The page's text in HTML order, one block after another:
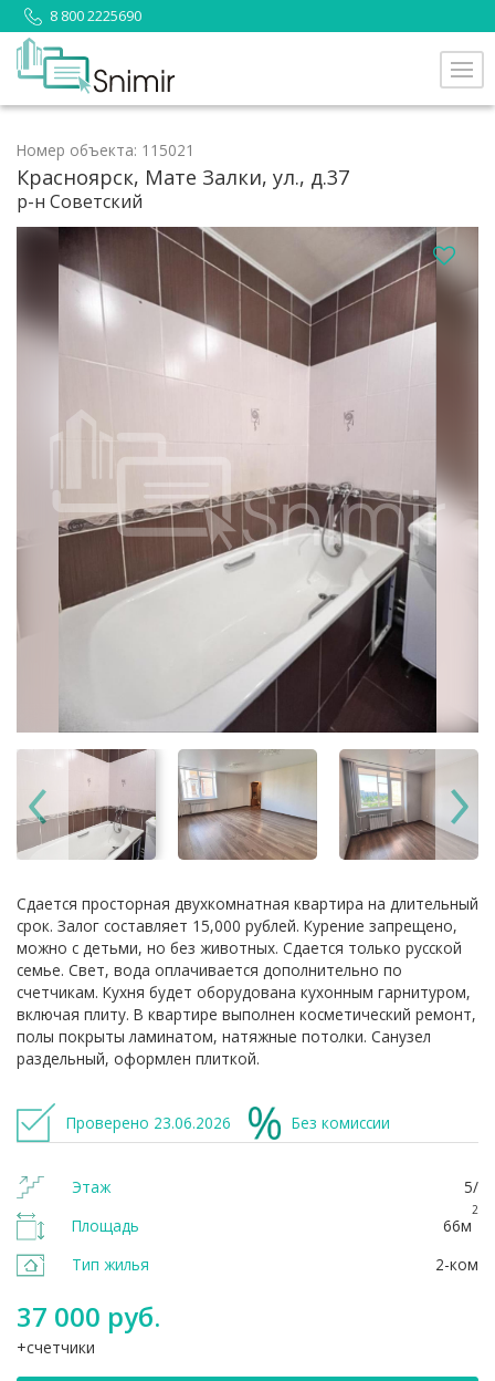
8 800 2225690
Номер объекта: 115021
Красноярск, Мате Залки, ул., д.37
р-н Советский
Сдается просторная двухкомнатная квартира на длительный
срок. Залог составляет 15,000 рублей. Курение запрещено,
можно с детьми, но без животных. Сдается только русской
семье. Свет, вода оплачивается дополнительно по
счетчикам. Кухня будет оборудована кухонным гарнитуром,
включая плиту. В квартире выполнен косметический ремонт,
полы покрыты ламинатом, натяжные потолки. Санузел
раздельный, оформлен плиткой.
Проверено 23.06.2026 Без комиссии
Этаж
5/
Площадь
66м
2
Тип жилья 2-ком
37 000 руб.
счетчики